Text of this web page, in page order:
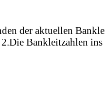
der aktuellen
Bankleitzahlen ins